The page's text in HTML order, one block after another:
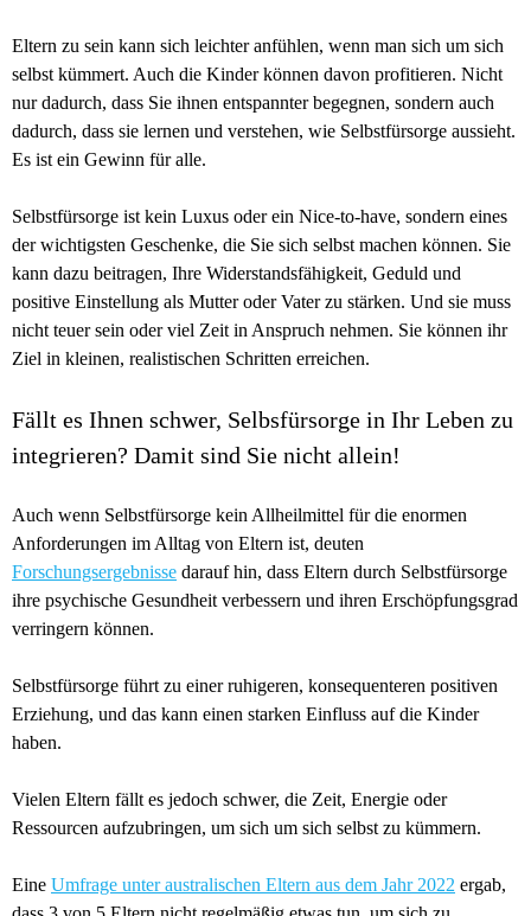
Eltern zu sein kann sich leichter anfühlen, wenn man sich um sich
selbst kümmert. Auch die Kinder können davon profitieren. Nicht
nur dadurch, dass Sie ihnen entspannter begegnen, sondern auch
dadurch, dass sie lernen und verstehen, wie Selbstfürsorge aussieht.
Es ist ein Gewinn für alle.
Selbstfürsorge ist kein Luxus oder ein Nice-to-have, sondern eines
der wichtigsten Geschenke, die Sie sich selbst machen können. Sie
kann dazu beitragen, Ihre Widerstandsfähigkeit, Geduld und
positive Einstellung als Mutter oder Vater zu stärken. Und sie muss
nicht teuer sein oder viel Zeit in Anspruch nehmen. Sie können ihr
Ziel in kleinen, realistischen Schritten erreichen.
Fällt es Ihnen schwer, Selbsfürsorge in Ihr Leben zu
integrieren? Damit sind Sie nicht allein!
Auch wenn Selbstfürsorge kein Allheilmittel für die enormen
Anforderungen im Alltag von Eltern ist, deuten
Forschungsergebnisse darauf hin, dass Eltern durch Selbstfürsorge
ihre psychische Gesundheit verbessern und ihren Erschöpfungsgrad
verringern können.
Selbstfürsorge führt zu einer ruhigeren, konsequenteren positiven
Erziehung, und das kann einen starken Einfluss auf die Kinder
haben.
Vielen Eltern fällt es jedoch schwer, die Zeit, Energie oder
Ressourcen aufzubringen, um sich um sich selbst zu kümmern.
Eine Umfrage unter australischen Eltern aus dem Jahr 2022 ergab,